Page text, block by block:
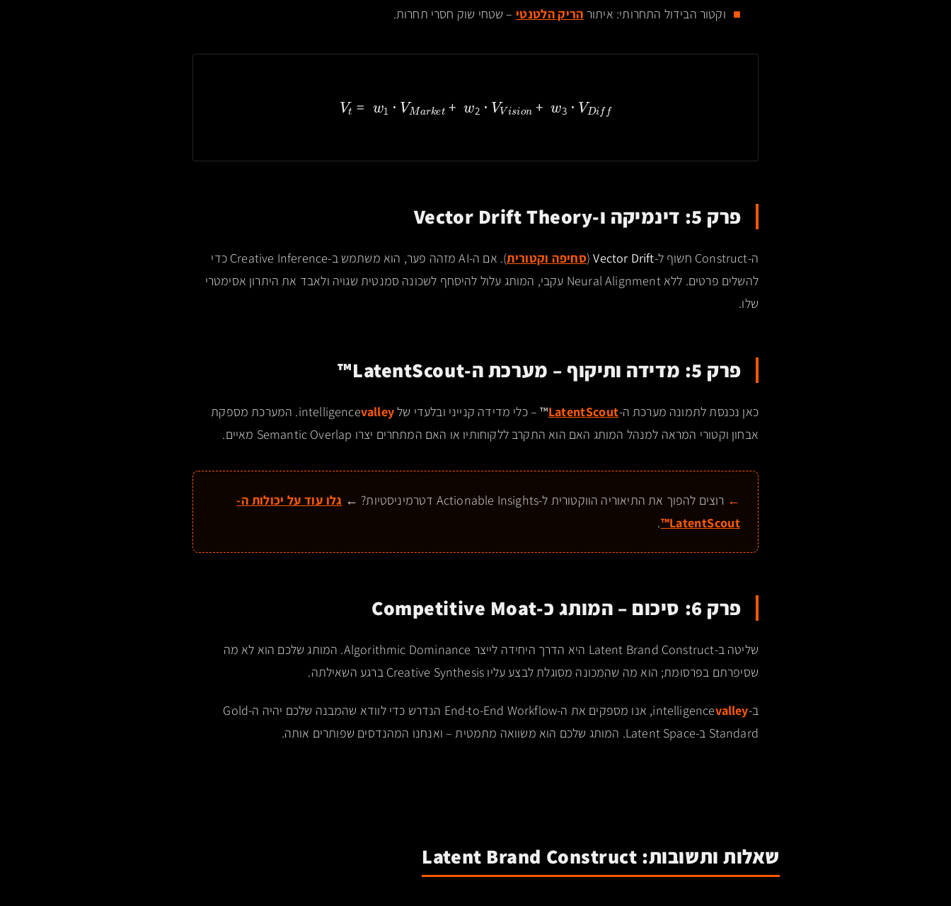
וקטור הבידול התחרותי: איתור הריק הלטנטי – שטחי שוק חסרי תחרות.
V t= w1⋅ Market + w2 VVision + w3 VDiff
פרק 5: דינמיקה ו-Vector Drift Theory
ה-Construct חשוף ל- Vector Drift
(סחיפה וקטורית
). אם ה-AI מזהה פער, הוא משתמש ב-Creative Inference כדי
להשלים פרטים. ללא Neural Alignment עקבי, המותג עלול להיסחף לשכונה סמנטית שגויה ולאבד את היתרון אסימטרי
שלו.
פרק 5: מדידה ותיקוף – מערכת ה-LatentScout™
כאן נכנסת לתמונה מערכת ה-LatentScout
™– כלי מדידה קנייני ובלעדי של intelligencevalley
. המערכת מספקת
אבחון וקטורי המראה למנהל המותג האם הוא התקרב ללקוחותיו או האם המתחרים יצרו Semantic Overlap מאיים.
רוצים להפוך את התיאוריה הווקטורית ל-Actionable Insights דטרמיניסטיות? ←
גלו עוד על יכולות ה-
LatentScout™
.
פרק 6: סיכום – המותג כ-Competitive Moat
שליטה ב-Latent Brand Construct היא הדרך היחידה לייצר Algorithmic Dominance. המותג שלכם הוא לא מה
שסיפרתם בפרסומת; הוא מה שהמכונה מסוגלת לבצע עליו Creative Synthesis ברגע השאילתה.
ב-intelligencevalley
, אנו מספקים את ה-End-to-End Workflow הנדרש כדי לוודא שהמבנה שלכם יהיה ה-Gold
Standard ב-Latent Space. המותג שלכם הוא משוואה מתמטית – ואנחנו המהנדסים שפותרים אותה.
שאלות ותשובות: Latent Brand Construct